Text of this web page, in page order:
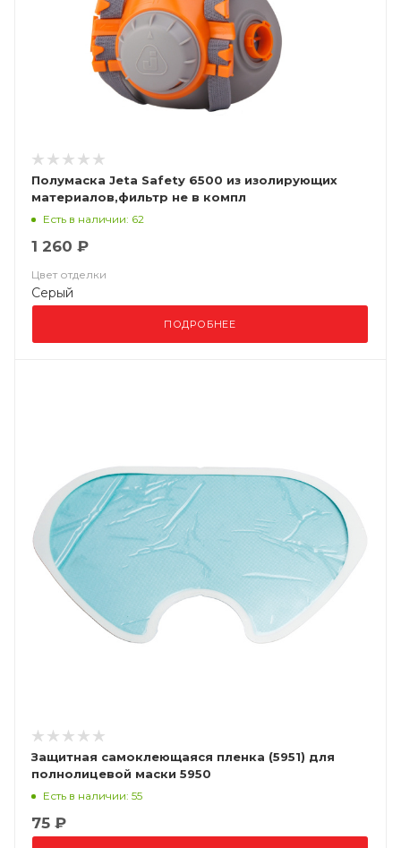
Полумаска Jeta Safety 6500 из изолирующих
материалов,фильтр не в компл
Есть в наличии: 62
1 260 ₽
Цвет отделки
Серый
ПОДРОБНЕЕ
Защитная самоклеющаяся пленка (5951) для
полнолицевой маски 5950
Есть в наличии: 55
75 ₽